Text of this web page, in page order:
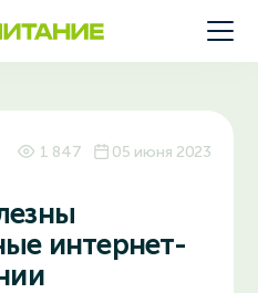
1 847 05 июня 2023
интернет-